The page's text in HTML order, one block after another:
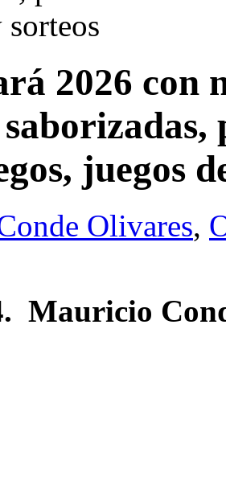
sorteos
2026 con
juegos
Olivares,
Mauricio